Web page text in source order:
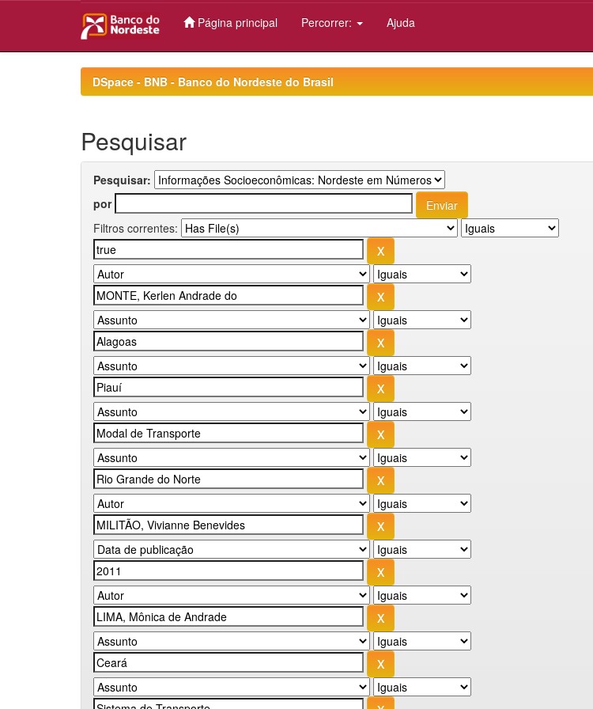
Página principal Percorrer: Ajuda
DSpace - BNB - Banco do Nordeste do Brasil
Pesquisar
Pesquisar:
por
Filtros correntes: